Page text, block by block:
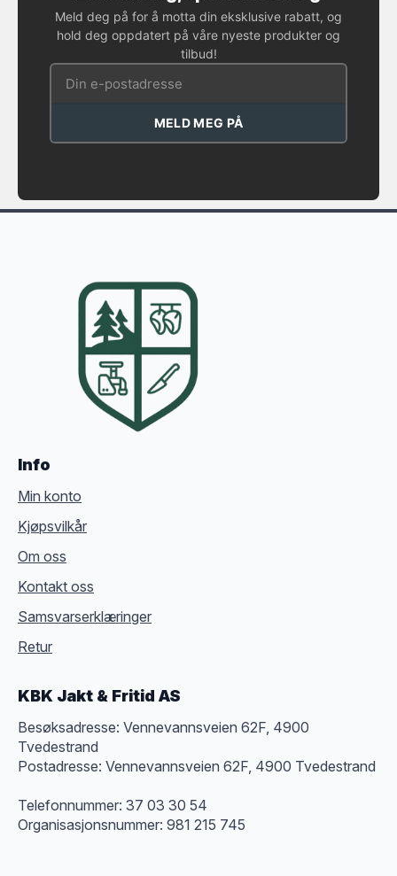
Meld deg på for å motta din eksklusive rabatt, og
hold deg oppdatert på våre nyeste produkter og
tilbud!
MELD MEG PÅ
Info
Min konto
Kjøpsvilkår
Om oss
Kontakt oss
Samsvarserklæringer
Retur
KBK Jakt & Fritid AS
Besøksadresse: Vennevannsveien 62F, 4900
Tvedestrand
Postadresse: Vennevannsveien 62F, 4900 Tvedestrand
Telefonnummer: 37 03 30 54
Organisasjonsnummer: 981 215 745